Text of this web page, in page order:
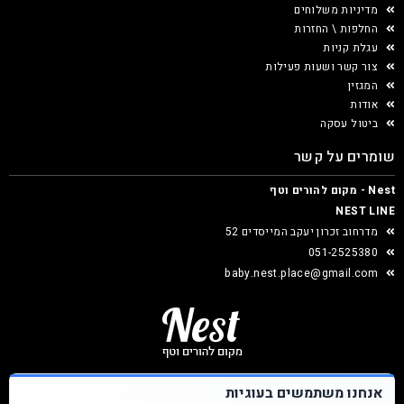
מדיניות משלוחים
החלפות \ החזרות
עגלת קניות
צור קשר ושעות פעילות
המגזין
אודות
ביטול עסקה
שומרים על קשר
Nest - מקום להורים וטף
NEST LINE
מדרחוב זכרון יעקב המייסדים 52
051-2525380
baby.nest.place@gmail.com
אנחנו משתמשים בעוגיות